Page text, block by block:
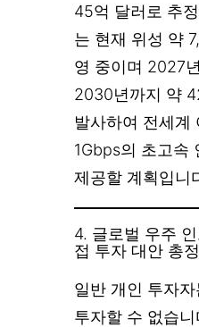
45억 달러로 추
는 현재 위성 약
영 중이며 2027
2030년까지 약
발사하여 전세계
1Gbps의 초고속
제공할 계획입니
4. 글로벌 우주
접 투자 대안 총
일반 개인 투자
투자할 수 없습